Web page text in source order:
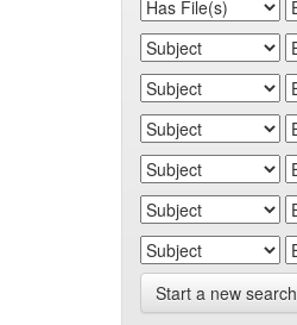
Start a new search